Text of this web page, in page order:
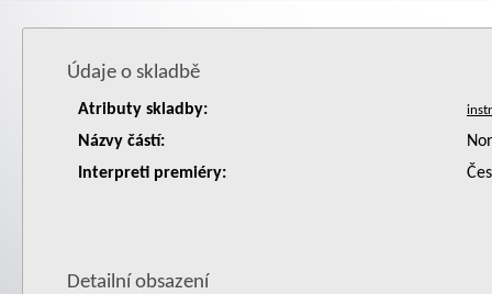
Údaje o skladbě
Atributy skladby:
Názvy částí:
Interpreti premiéry:
Detailní obsazení